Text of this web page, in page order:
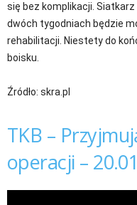
się bez komplikacji. Siatkarz
dwóch tygodniach będzie
rehabilitacji. Niestety do
boisku.
Źródło: skra.pl
TKB –
operacji –